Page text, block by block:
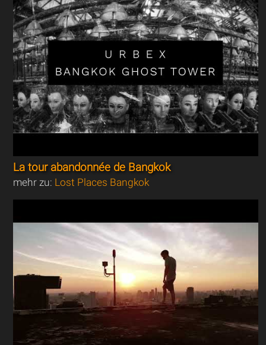
La tour abandonnée de Bangkok
mehr zu: Lost Places Bangkok